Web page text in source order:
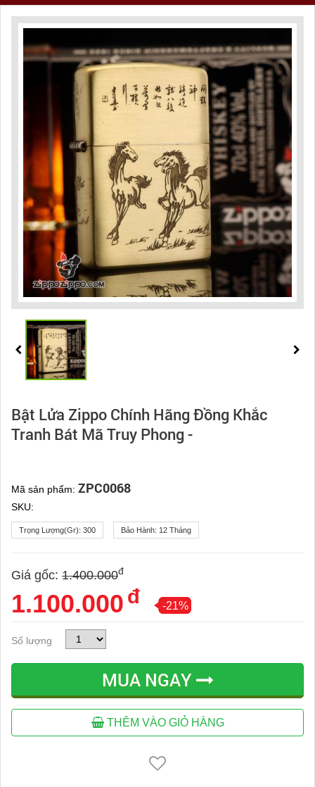
Bật Lửa Zippo Chính Hãng Đồng Khắc
Tranh Bát Mã Truy Phong -
Mã sản phẩm: ZPC0068
SKU:
Trọng Lượng(gr): 300 Bảo Hành: 12 Tháng
Giá gốc: 1.400.000đ
1.100.000 đ -21%
Số lượng
MUA NGAY
THÊM VÀO GIỎ HÀNG